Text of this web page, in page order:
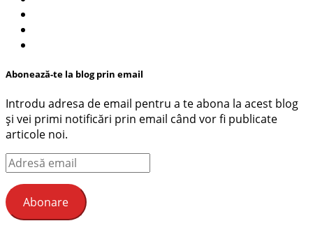
Abonează-te la blog prin email
Introdu adresa de email pentru a te abona la acest blog
și vei primi notificări prin email când vor fi publicate
articole noi.
Adresă
email
Abonare